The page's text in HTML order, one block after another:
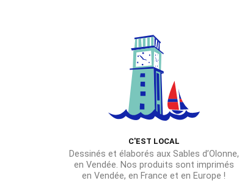
C'EST LOCAL
Dessinés et élaborés aux Sables d’Olonne,
en Vendée. Nos produits sont imprimés
en Vendée, en France et en Europe !